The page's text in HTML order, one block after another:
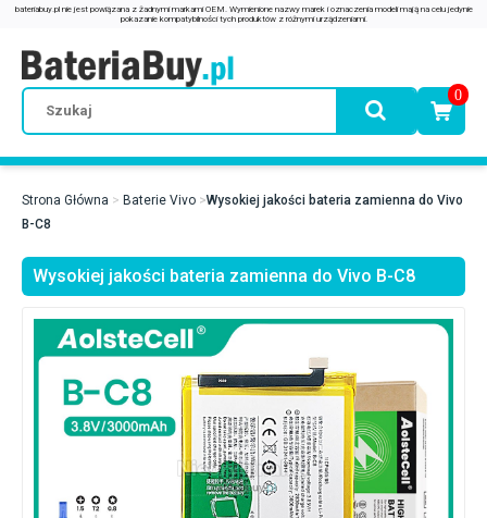
0
Strona Główna Baterie Vivo
Wysokiej jakości bateria zamienna do Vivo
B-C8
Wysokiej jakości bateria zamienna do Vivo B-C8